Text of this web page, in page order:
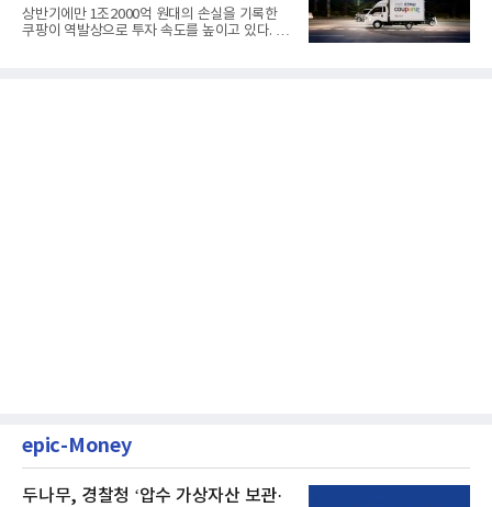
상반기에만 1조2000억 원대의 손실을 기록한
쿠팡이 역발상으로 투자 속도를 높이고 있다. 이
epic-Money
두나무, 경찰청 ‘압수 가상자산 보관·